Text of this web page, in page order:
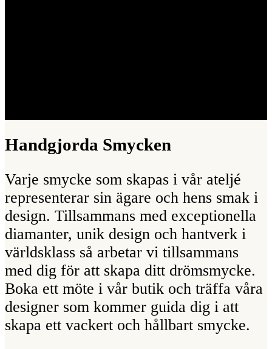
Handgjorda Smycken
Varje smycke som skapas i vår ateljé
representerar sin ägare och hens smak i
design. Tillsammans med exceptionella
diamanter, unik design och hantverk i
världsklass så arbetar vi tillsammans
med dig för att skapa ditt drömsmycke.
Boka ett möte i vår butik och träffa våra
designer som kommer guida dig i att
skapa ett vackert och hållbart smycke.